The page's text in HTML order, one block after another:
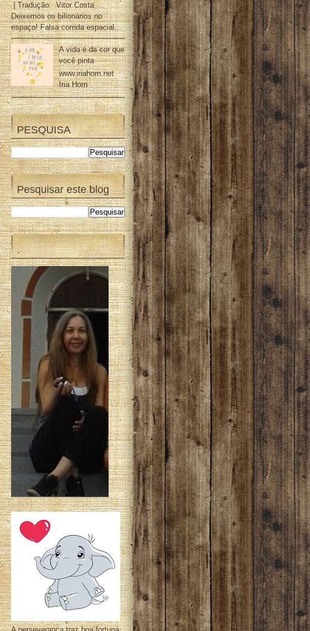
| Tradução: Vitor Costa
Deixemos os bilionários no
espaço! Falsa corrida espacial...
A vida é da cor que
você pinta
www.iriahorn.net
Iria Horn
PESQUISA
Pesquisar este blog
.